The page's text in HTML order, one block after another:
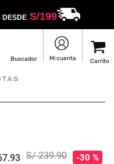
DESDES/199
.93 S/ 239.90 30 %